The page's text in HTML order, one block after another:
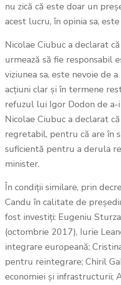
nu zică că este doar un
acest lucru, în opinia sa,
Nicolae Ciubuc a declarat
urmează să fie responsabil
viziunea sa, este nevoie de
acțiuni clar și în termene
refuzul lui Igor Dodon de a-
Nicolae Ciubuc a declarat
regretabil, pentru că are în
suficientă pentru a derula
minister.
În condiții similare, prin
Candu în calitate de
fost investiți: Eugeniu
(octombrie 2017), Iurie
integrare europeană;
pentru reintegrare; Chiril
economiei și infrastructurii;